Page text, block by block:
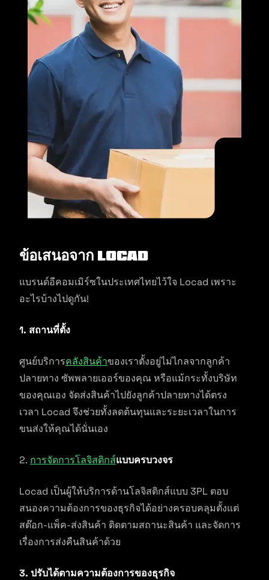
ข้อเสนอจาก Locad
แบรนด์อีคอมเมิร์ซในประเทศไทยไว้ใจ Locad เพราะ
อะไรบ้างไปดูกัน!
1. สถานที่ตั้ง
ศูนย์บริการคลังสินค้าของเราตั้งอยู่ไม่ไกลจากลูกค้า
ปลายทาง ซัพพลายเออร์ของคุณ หรือแม้กระทั้งบริษัท
ของคุณเอง จัดส่งสินค้าไปยังลูกค้าปลายทางได้ตรง
เวลา Locad จึงช่วยทั้งลดต้นทุนและระยะเวลาในการ
ขนส่งให้คุณได้นั่นเอง
2. การจัดการโลจิสติกส์แบบครบวงจร
Locad เป็นผู้ให้บริการด้านโลจิสติกส์แบบ 3PL ตอบ
สนองความต้องการของธุรกิจได้อย่างครอบคลุมตั้งแต่
สต๊อก-แพ็ค-ส่งสินค้า ติดตามสถานะสินค้า และจัดการ
เรื่องการส่งคืนสินค้าด้วย
3. ปรับได้ตามความต้องการของธุรกิจ